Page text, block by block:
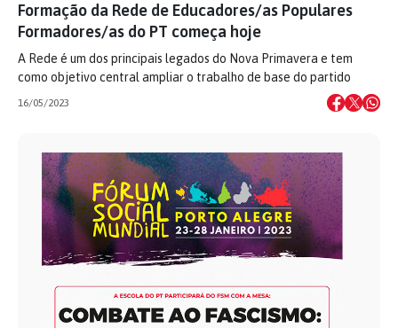
Formação da Rede de Educadores/as Populares
Formadores/as do PT começa hoje
A Rede é um dos principais legados do Nova Primavera e tem
como objetivo central ampliar o trabalho de base do partido
16/05/2023